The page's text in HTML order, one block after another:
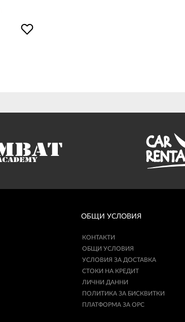
ОБЩИ УСЛОВИЯ
КОНТАКТИ
ОБЩИ УСЛОВИЯ
УСЛОВИЯ ЗА ДОСТАВКА
СТОКИ НА КРЕДИТ
ЛИЧНИ ДАННИ
ПОЛИТИКА ЗА БИСКВИТКИ
ПЛАТФОРМА ЗА ОРС